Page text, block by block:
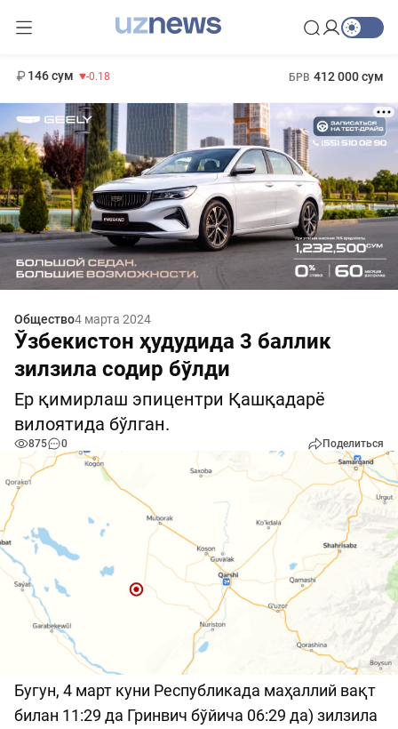
146 сум -0.18 БРВ 412 000 сум
Общество4 марта 2024
Ўзбекистон ҳудудида 3 баллик
зилзила содир бўлди
Ер қимирлаш эпицентри Қашқадарё
вилоятида бўлган.
875 0 Поделиться
Бугун, 4 март куни Республикада маҳаллий вақт
билан 11:29 да Гринвич бўйича 06:29 да) зилзила